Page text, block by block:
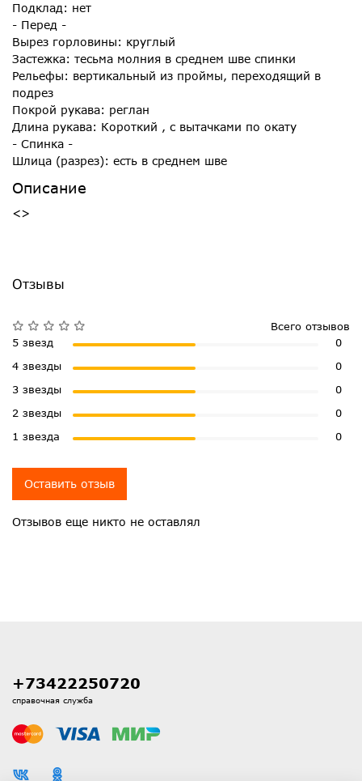
Подклад: нет
- Перед -
Вырез горловины: круглый
Застежка: тесьма молния в среднем шве спинки
Рельефы: вертикальный из проймы, переходящий в
подрез
Покрой рукава: реглан
Длина рукава: Короткий , с вытачками по окату
- Спинка -
Шлица (разрез): есть в среднем шве
Описание
<>
Отзывы
Отзывов еще никто не оставлял
Всего отзывов
5 звезд
0
4 звезды
0
3 звезды
0
2 звезды
0
1 звезда
0
Оставить отзыв
+73422250720
справочная служба